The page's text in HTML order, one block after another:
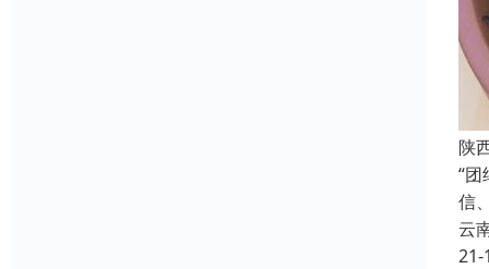
陕
“
信
云
21-